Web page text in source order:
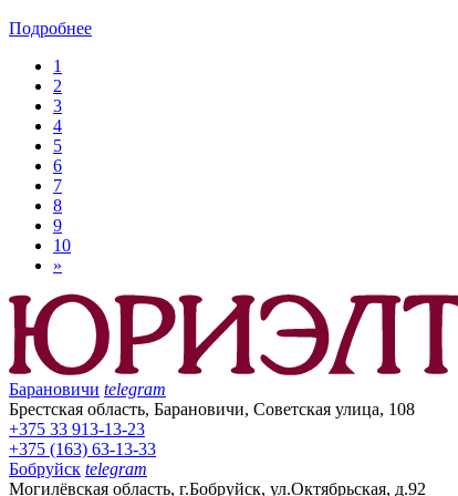
Подробнее
1
2
3
4
5
6
7
8
9
10
»
Барановичи telegram
Брестская область, Барановичи, Советская улица, 108
+375 33 913-13-23
+375 (163) 63-13-33
Бобруйск telegram
Могилёвская область, г.Бобруйск, ул.Октябрьская, д.92